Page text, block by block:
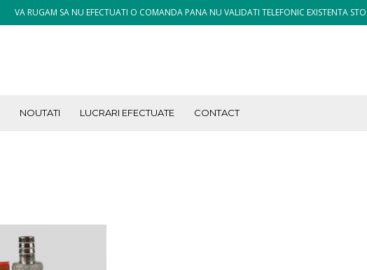
VA RUGAM SA NU EFECTUATI O COMANDA PANA NU VALIDATI TELEFONIC EXISTENTA
NOUTATI LUCRARI EFECTUATE CONTACT